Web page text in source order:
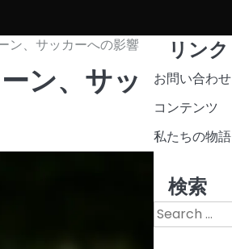
ン、サッカーへの影響
ン、サッ
リンク
お問い合わせ
コンテンツ
私たちの物語
検索
Search
for: